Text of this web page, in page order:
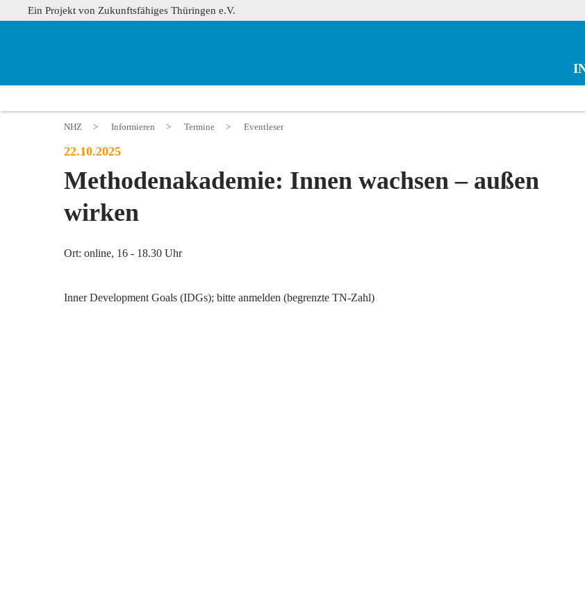
Ein Projekt von Zukunftsfähiges Thüringen e.V.
NHZ > Informieren > Termine > Eventleser
22.10.2025
Methodenakademie: Innen wachsen – außen
wirken
Ort: online, 16 - 18.30 Uhr
Inner Development Goals (IDGs); bitte anmelden (begrenzte TN-Zahl)